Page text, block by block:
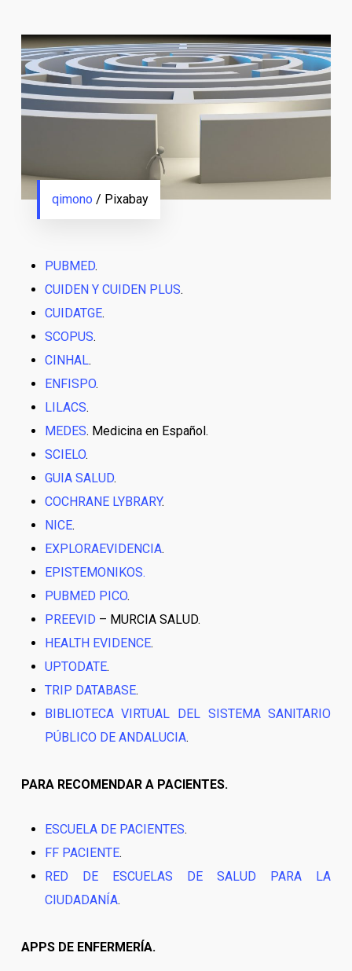
qimono / Pixabay
PUBMED.
CUIDEN Y CUIDEN PLUS.
CUIDATGE.
SCOPUS.
CINHAL.
ENFISPO.
LILACS.
MEDES. Medicina en Español.
SCIELO.
GUIA SALUD.
COCHRANE LYBRARY.
NICE.
EXPLORAEVIDENCIA.
EPISTEMONIKOS.
PUBMED PICO.
PREEVID – MURCIA SALUD.
HEALTH EVIDENCE.
UPTODATE.
TRIP DATABASE.
BIBLIOTECA VIRTUAL DEL SISTEMA SANITARIO
PÚBLICO DE ANDALUCIA.
PARA RECOMENDAR A PACIENTES.
ESCUELA DE PACIENTES.
FF PACIENTE.
RED DE ESCUELAS DE SALUD PARA LA
CIUDADANÍA.
APPS DE ENFERMERÍA.